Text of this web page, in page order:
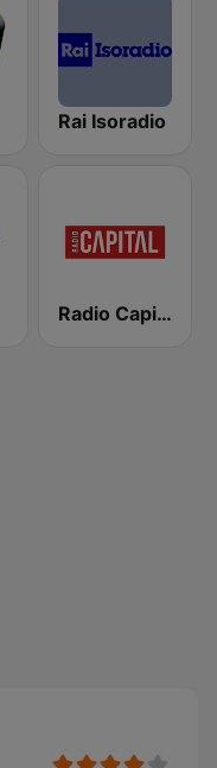
Rai Isoradio
Radio Capital